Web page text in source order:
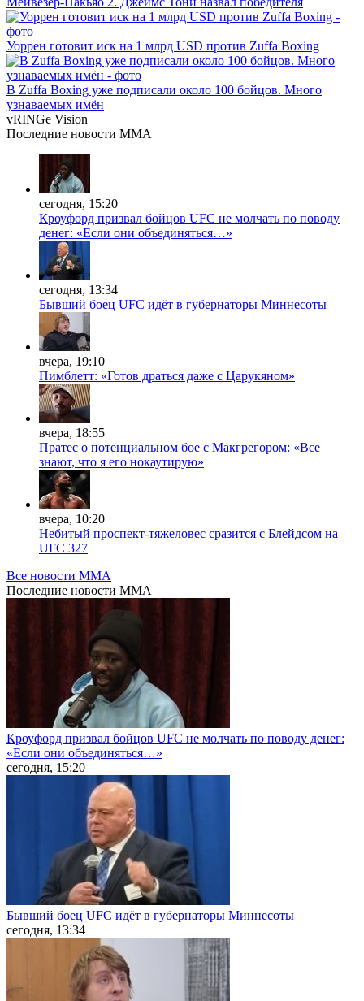
Уоррен готовит иск на 1 млрд USD против Zuffa Boxing
В Zuffa Boxing уже подписали около 100 бойцов. Много
узнаваемых имён
vRINGe Vision
Последние новости MMA
сегодня, 15:20
Кроуфорд призвал бойцов UFC не молчать по поводу
денег: «Если они объединяться…»
сегодня, 13:34
Бывший боец UFC идёт в губернаторы Миннесоты
вчера, 19:10
Пимблетт: «Готов драться даже с Царукяном»
вчера, 18:55
Пратес о потенциальном бое с Макгрегором: «Все
знают, что я его нокаутирую»
вчера, 10:20
Небитый проспект-тяжеловес сразится с Блейдсом на
UFC 327
Все новости MMA
Последние новости MMA
Кроуфорд призвал бойцов UFC не молчать по поводу денег:
«Если они объединяться…»
сегодня, 15:20
Бывший боец UFC идёт в губернаторы Миннесоты
сегодня, 13:34